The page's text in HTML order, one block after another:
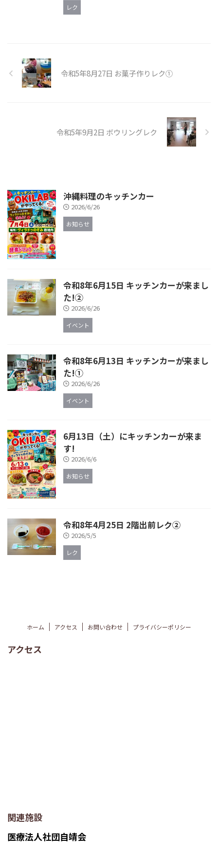
レク
令和5年8月27日 お菓子作りレク①
令和5年9月2日 ボウリングレク
沖縄料理のキッチンカー
2026/6/26
お知らせ
令和8年6月15日 キッチンカーが来まし
た!②
2026/6/26
イベント
令和8年6月13日 キッチンカーが来まし
た!①
2026/6/26
イベント
6月13日（土）にキッチンカーが来ま
す!
2026/6/6
お知らせ
令和8年4月25日 2階出前レク②
2026/5/5
レク
ホーム アクセス お問い合わせ プライバシーポリシー
アクセス
関連施設
医療法人社団自靖会